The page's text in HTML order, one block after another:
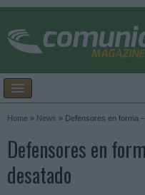
Home » News » Defensores en forma
Defensores en
desatado